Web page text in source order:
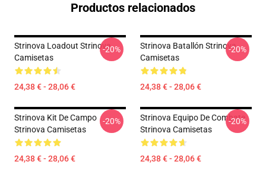
Productos relacionados
Strinova Loadout Strinova
Camisetas
24,38 € - 28,06 €
-20%
Strinova Batallón Strinova
Camisetas
24,38 € - 28,06 €
-20%
Strinova Kit De Campo
Strinova Camisetas
24,38 € - 28,06 €
-20%
Strinova Equipo De Combate
Strinova Camisetas
24,38 € - 28,06 €
-20%